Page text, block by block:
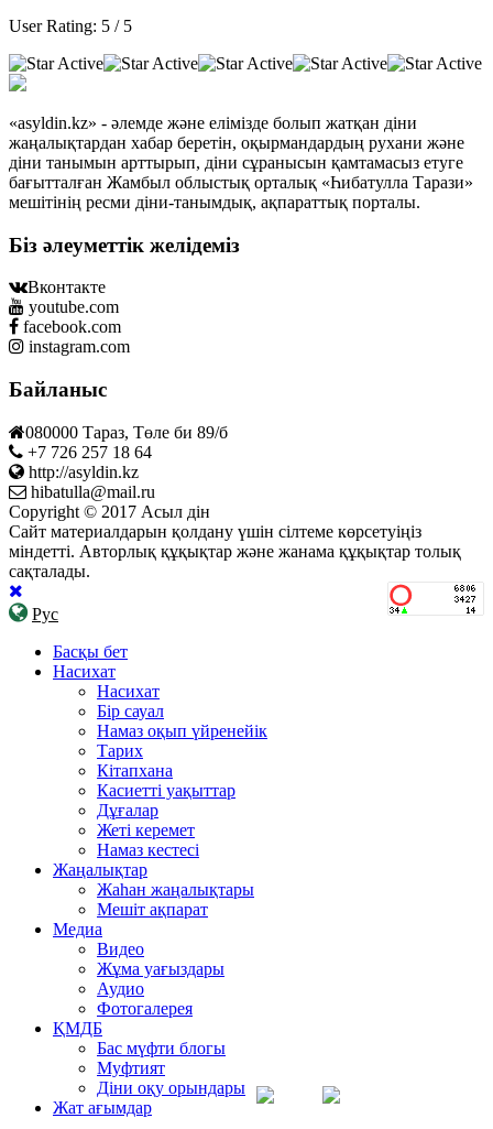
User Rating: 5 / 5
«asyldin.kz» - әлемде және елімізде болып жатқан діни
жаңалықтардан хабар беретін, оқырмандардың рухани және
діни танымын арттырып, діни сұранысын қамтамасыз етуге
бағытталған Жамбыл облыстық орталық «Һибатулла Тарази»
мешітінің ресми діни-танымдық, ақпараттық порталы.
Біз әлеуметтік желідеміз
Вконтакте
youtube.com
facebook.com
instagram.com
Байланыс
080000 Тараз, Төле би 89/б
+7 726 257 18 64
http://asyldin.kz
hibatulla@mail.ru
Copyright © 2017 Асыл дін
Сайт материалдарын қолдану үшін сілтеме көрсетуіңіз
міндетті. Авторлық құқықтар және жанама құқықтар толық
сақталады.
Рус
Басқы бет
Насихат
Насихат
Бір сауал
Намаз оқып үйренейік
Тарих
Кітапхана
Касиетті уақыттар
Дұғалар
Жеті керемет
Намаз кестесі
Жаңалықтар
Жаһан жаңалықтары
Мешіт ақпарат
Медиа
Видео
Жұма уағыздары
Аудио
Фотогалерея
ҚМДБ
Бас мүфти блогы
Муфтият
Діни оқу орындары
Жат ағымдар